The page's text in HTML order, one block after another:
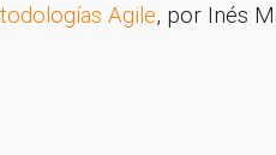
Agile, por Inés